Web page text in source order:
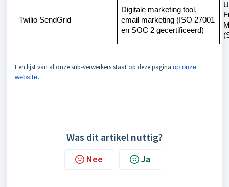
Twilio SendGrid
Digitale marketing tool,
email marketing (ISO 27001
en SOC 2 gecertificeerd)
Een lijst van al onze sub-verwerkers staat op deze pagina op onze
website.
Was dit artikel nuttig?
Nee Ja